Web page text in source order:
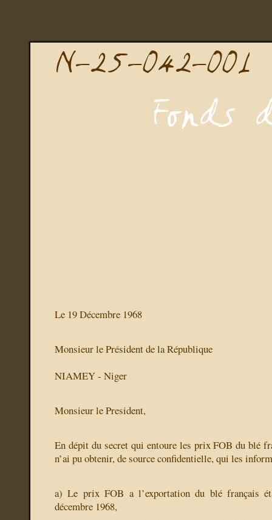
Le 19 Décembre 1968
Monsieur le Président de la République
NIAMEY - Niger
Monsieur le President,
En dépit du secret qui entoure les prix FOB du blé
n’ai pu obtenir, de source confidentielle, qui les
a) Le prix FOB a l’exportation du blé français
décembre 1968,